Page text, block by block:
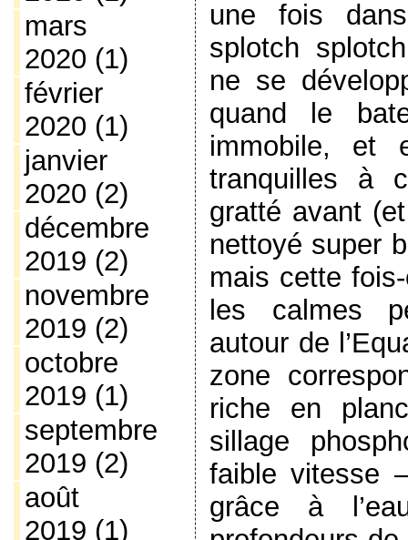
mars
2020 (1)
février
2020 (1)
janvier
2020 (2)
décembre
2019 (2)
novembre
2019 (2)
octobre
2019 (1)
septembre
2019 (2)
août
2019 (1)
une fois
splotch
ne se
quand le
immobile, et
tranquilles à
gratté avant
nettoyé super
mais cette
les calmes
autour de
zone
riche en
sillage
faible vitesse
grâce à